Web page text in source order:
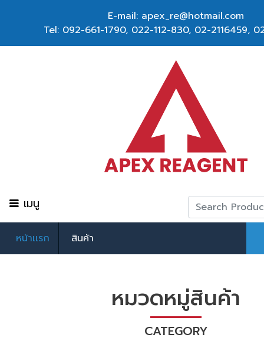
E-mail: apex_re@hotmail.com
Tel: 092-661-1790, 022-112-830, 02-2116459,
เมนู
หน้าเเรก สินค้า
หมวดหมู่สินค้า
CATEGORY